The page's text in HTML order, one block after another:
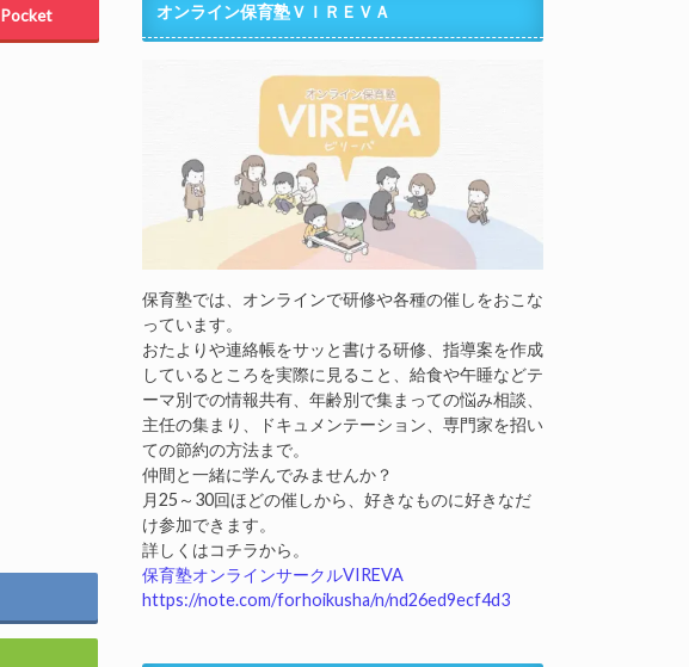
Pocket オンライン保育塾ＶＩＲＥＶＡ
保育塾では、オンラインで研修や各種の催しをおこな
っています。
おたよりや連絡帳をサッと書ける研修、指導案を作成
しているところを実際に見ること、給食や午睡などテ
ーマ別での情報共有、年齢別で集まっての悩み相談、
主任の集まり、ドキュメンテーション、専門家を招い
ての節約の方法まで。
仲間と一緒に学んでみませんか？
月25～30回ほどの催しから、好きなものに好きなだ
け参加できます。
詳しくはコチラから。
保育塾オンラインサークルVIREVA
https://note.com/forhoikusha/n/nd26ed9ecf4d3